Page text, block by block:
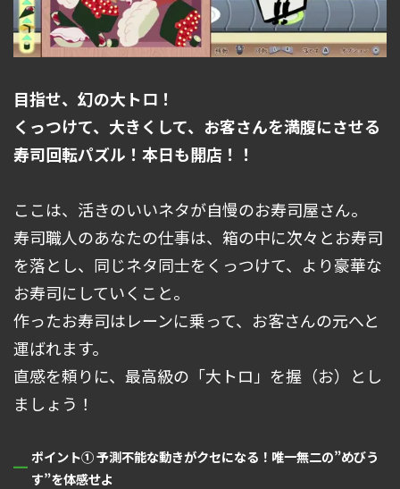
目指せ、幻の大トロ！
くっつけて、大きくして、お客さんを満腹にさせる
寿司回転パズル！本日も開店！！
ここは、活きのいいネタが自慢のお寿司屋さん。
寿司職人のあなたの仕事は、箱の中に次々とお寿司
を落とし、同じネタ同士をくっつけて、より豪華な
お寿司にしていくこと。
作ったお寿司はレーンに乗って、お客さんの元へと
運ばれます。
直感を頼りに、最高級の「大トロ」を握（お）とし
ましょう！
ポイント① 予測不能な動きがクセになる！唯一無二の”めびう
す”を体感せよ